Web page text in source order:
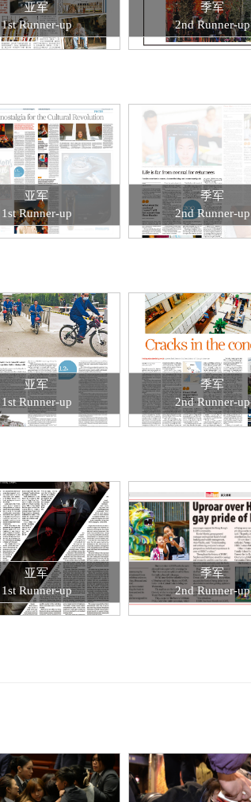
亚军
1st Runner-up
季军
2nd Runner-up
亚军
1st Runner-up
季军
2nd Runner-up
亚军
1st Runner-up
季军
2nd Runner-up
亚军
1st Runner-up
季军
2nd Runner-up